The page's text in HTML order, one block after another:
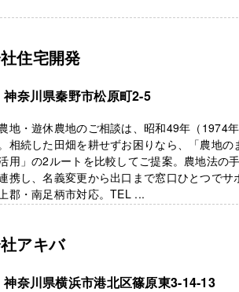
住宅開発
神奈川県秦野市松原町2-5
地・遊休農地のご相談は、昭和49年（1974
相続した田畑を耕せずお困りなら、「農地の
用」の2ルートを比較してご提案。農地法の
携し、名義変更から出口まで窓口ひとつでサ
郡・南足柄市対応。TEL ...
アキバ
神奈川県横浜市港北区篠原東3-14-13